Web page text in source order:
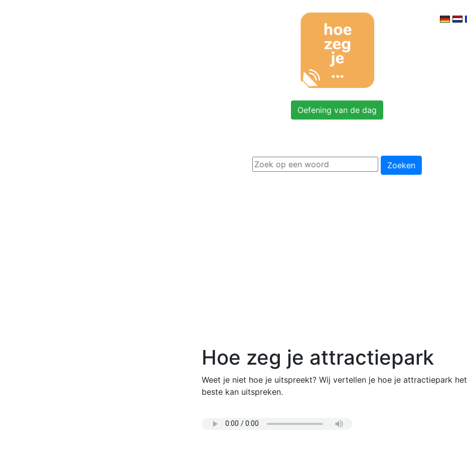
Oefening van de dag
Zoeken
Hoe zeg je attractiepark
Weet je niet hoe je uitspreekt? Wij vertellen je hoe je attractiepark het
beste kan uitspreken.